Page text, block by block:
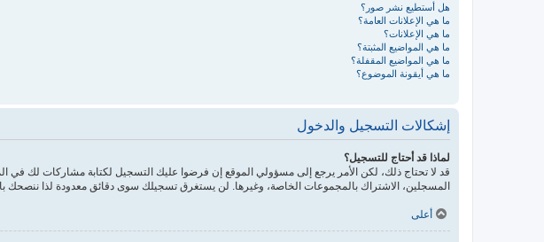
هل أستطيع نشر صور؟
ما هي الإعلانات العامة؟
ما هي الإعلانات؟
ما هي المواضيع المثبتة؟
ما هي المواضيع المقفلة؟
ما هي أيقونة الموضوع؟
إشكالات التسجيل والدخول
لماذا قد أحتاج للتسجيل؟
قد لا تحتاج ذلك، لكن الأمر يرجع إلى مسؤولي الموقع إن فرضوا عليك التسجيل لكتابة مشاركات لك
المسجلين، الاشتراك بالمجموعات الخاصة، وغيرها. لن يستغرق تسجيلك سوى دقائق معدودة لذا ننصحك
أعلى